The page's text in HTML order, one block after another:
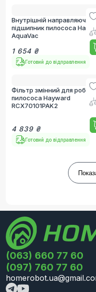
Внутрішній направляючий
підшипник пилососа
AquaVac
1 654 ₴
Готовий до відправлення
Фільтр змінний для
пилососа Hayward
RCX70101PAK2
4 839 ₴
Готовий до відправлення
(063) 660 77 60
(097) 760 77 60